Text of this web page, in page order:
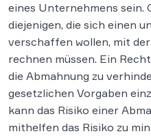
eines Unternehmens sein.
diejenigen, die sich einen
verschaffen wollen, mit
rechnen müssen. Ein
die Abmahnung zu
gesetzlichen Vorgaben
kann das Risiko einer
mithelfen das Risiko zu